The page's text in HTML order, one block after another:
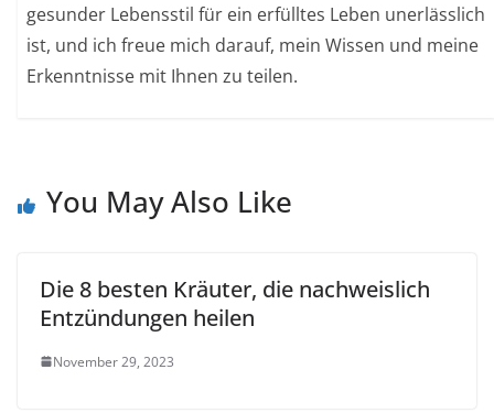
gesunder Lebensstil für ein erfülltes Leben unerlässlich
ist, und ich freue mich darauf, mein Wissen und meine
Erkenntnisse mit Ihnen zu teilen.
You May Also Like
Die 8 besten Kräuter, die nachweislich
Entzündungen heilen
November 29, 2023